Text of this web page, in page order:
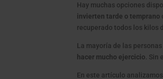
Hay muchas opciones
invierten tarde o temprano
recuperado todos los kilos
La mayoría de las
hacer mucho ejercicio . Sin
En este artículo